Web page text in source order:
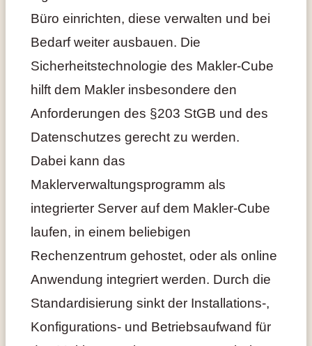
Büro einrichten, diese verwalten und bei
Bedarf weiter ausbauen. Die
Sicherheitstechnologie des Makler-Cube
hilft dem Makler insbesondere den
Anforderungen des §203 StGB und des
Datenschutzes gerecht zu werden.
Dabei kann das
Maklerverwaltungsprogramm als
integrierter Server auf dem Makler-Cube
laufen, in einem beliebigen
Rechenzentrum gehostet, oder als online
Anwendung integriert werden. Durch die
Standardisierung sinkt der Installations-,
Konfigurations- und Betriebsaufwand für